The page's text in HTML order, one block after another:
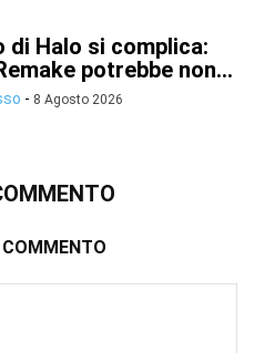
di Halo si complica:
potrebbe non...
- 8 Agosto 2026